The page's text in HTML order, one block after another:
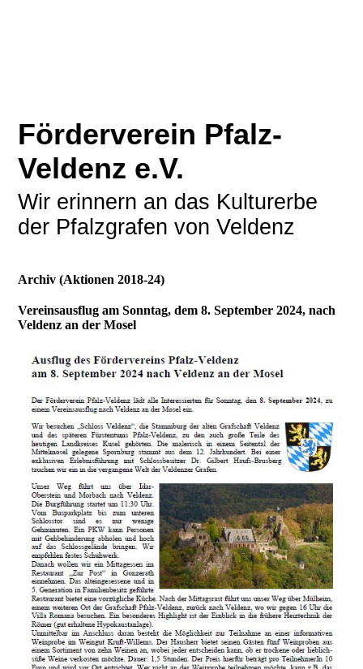
Förderverein Pfalz-
Veldenz e.V.
Wir erinnern an das Kulturerbe
der Pfalzgrafen von Veldenz
Archiv (Aktionen 2018-24)
Vereinsausflug am Sonntag, dem 8. September 2024, nach
Veldenz an der Mosel